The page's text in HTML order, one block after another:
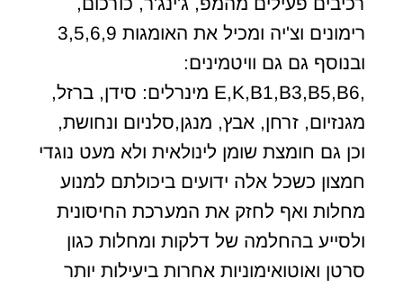
רימונים וצ'יה ומכיל את האומגות 3,5,6,9
ובנוסף גם גם וויטמינים:
,E,K,B1,B3,B5,B6 מינרלים: סידן, ברזל,
מגנזיום, זרחן, אבץ, מנגן,סלניום ונחושת,
וכן גם חומצת שומן לינולאית ולא מעט נוגדי
חמצון כשכל אלה ידועים ביכולתם למנוע
מחלות ואף לחזק את המערכת החיסונית
ולסייע בהחלמה של דלקות ומחלות כגון
סרטן ואוטואימוניות אחרות ביעילות יותר